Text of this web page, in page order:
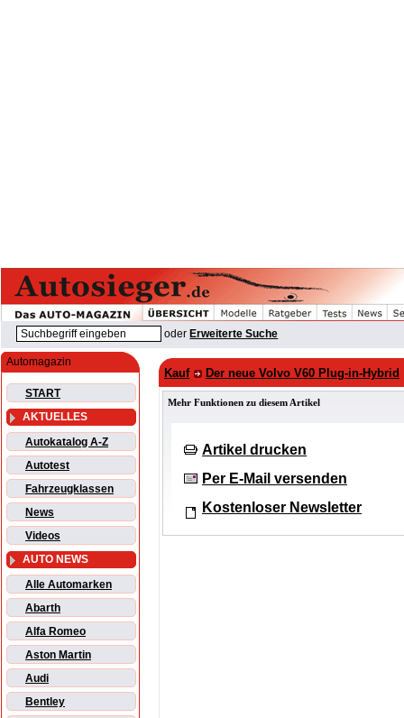
oder Erweiterte Suche
Automagazin
START
AKTUELLES
Autokatalog A-Z
Autotest
Fahrzeugklassen
News
Videos
AUTO NEWS
Alle Automarken
Abarth
Alfa Romeo
Aston Martin
Audi
Bentley
Kauf Der neue Volvo V60 Plug-in-Hybrid
Mehr Funktionen zu diesem Artikel
Artikel drucken
Per E-Mail versenden
Kostenloser Newsletter